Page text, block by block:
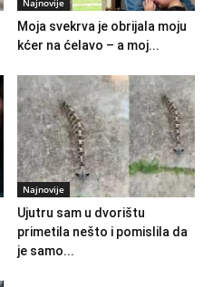
Moja svekrva je obrijala moju
kćer na ćelavo – a moj...
Najnovije
Ujutru sam u dvorištu
primetila nešto i pomislila da
je samo...